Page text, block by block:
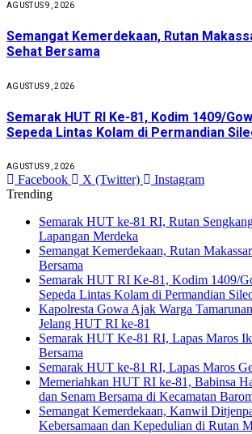
AGUSTUS 9, 2026
Semangat Kemerdekaan, Rutan
Sehat Bersama
AGUSTUS 9, 2026
Semarak HUT RI Ke-81, Kodim 1409/
Sepeda Lintas Kolam di Permandian
AGUSTUS 9, 2026
Facebook X (Twitter)
Instagram
Trending
Semarak HUT ke-81 RI, Rutan
Lapangan Merdeka
Semangat Kemerdekaan, Rutan
Bersama
Semarak HUT RI Ke-81, Kodim 1409/
Sepeda Lintas Kolam di Permandian
Kapolresta Gowa Ajak Warga
Jelang HUT RI ke-81
Semarak HUT Ke-81 RI, Lapas Maros
Bersama
Semarak HUT ke-81 RI, Lapas Maros
Memeriahkan HUT RI ke-81, Babinsa
dan Senam Bersama di Kecamatan
Semangat Kemerdekaan, Kanwil
Kebersamaan dan Kepedulian di Rutan